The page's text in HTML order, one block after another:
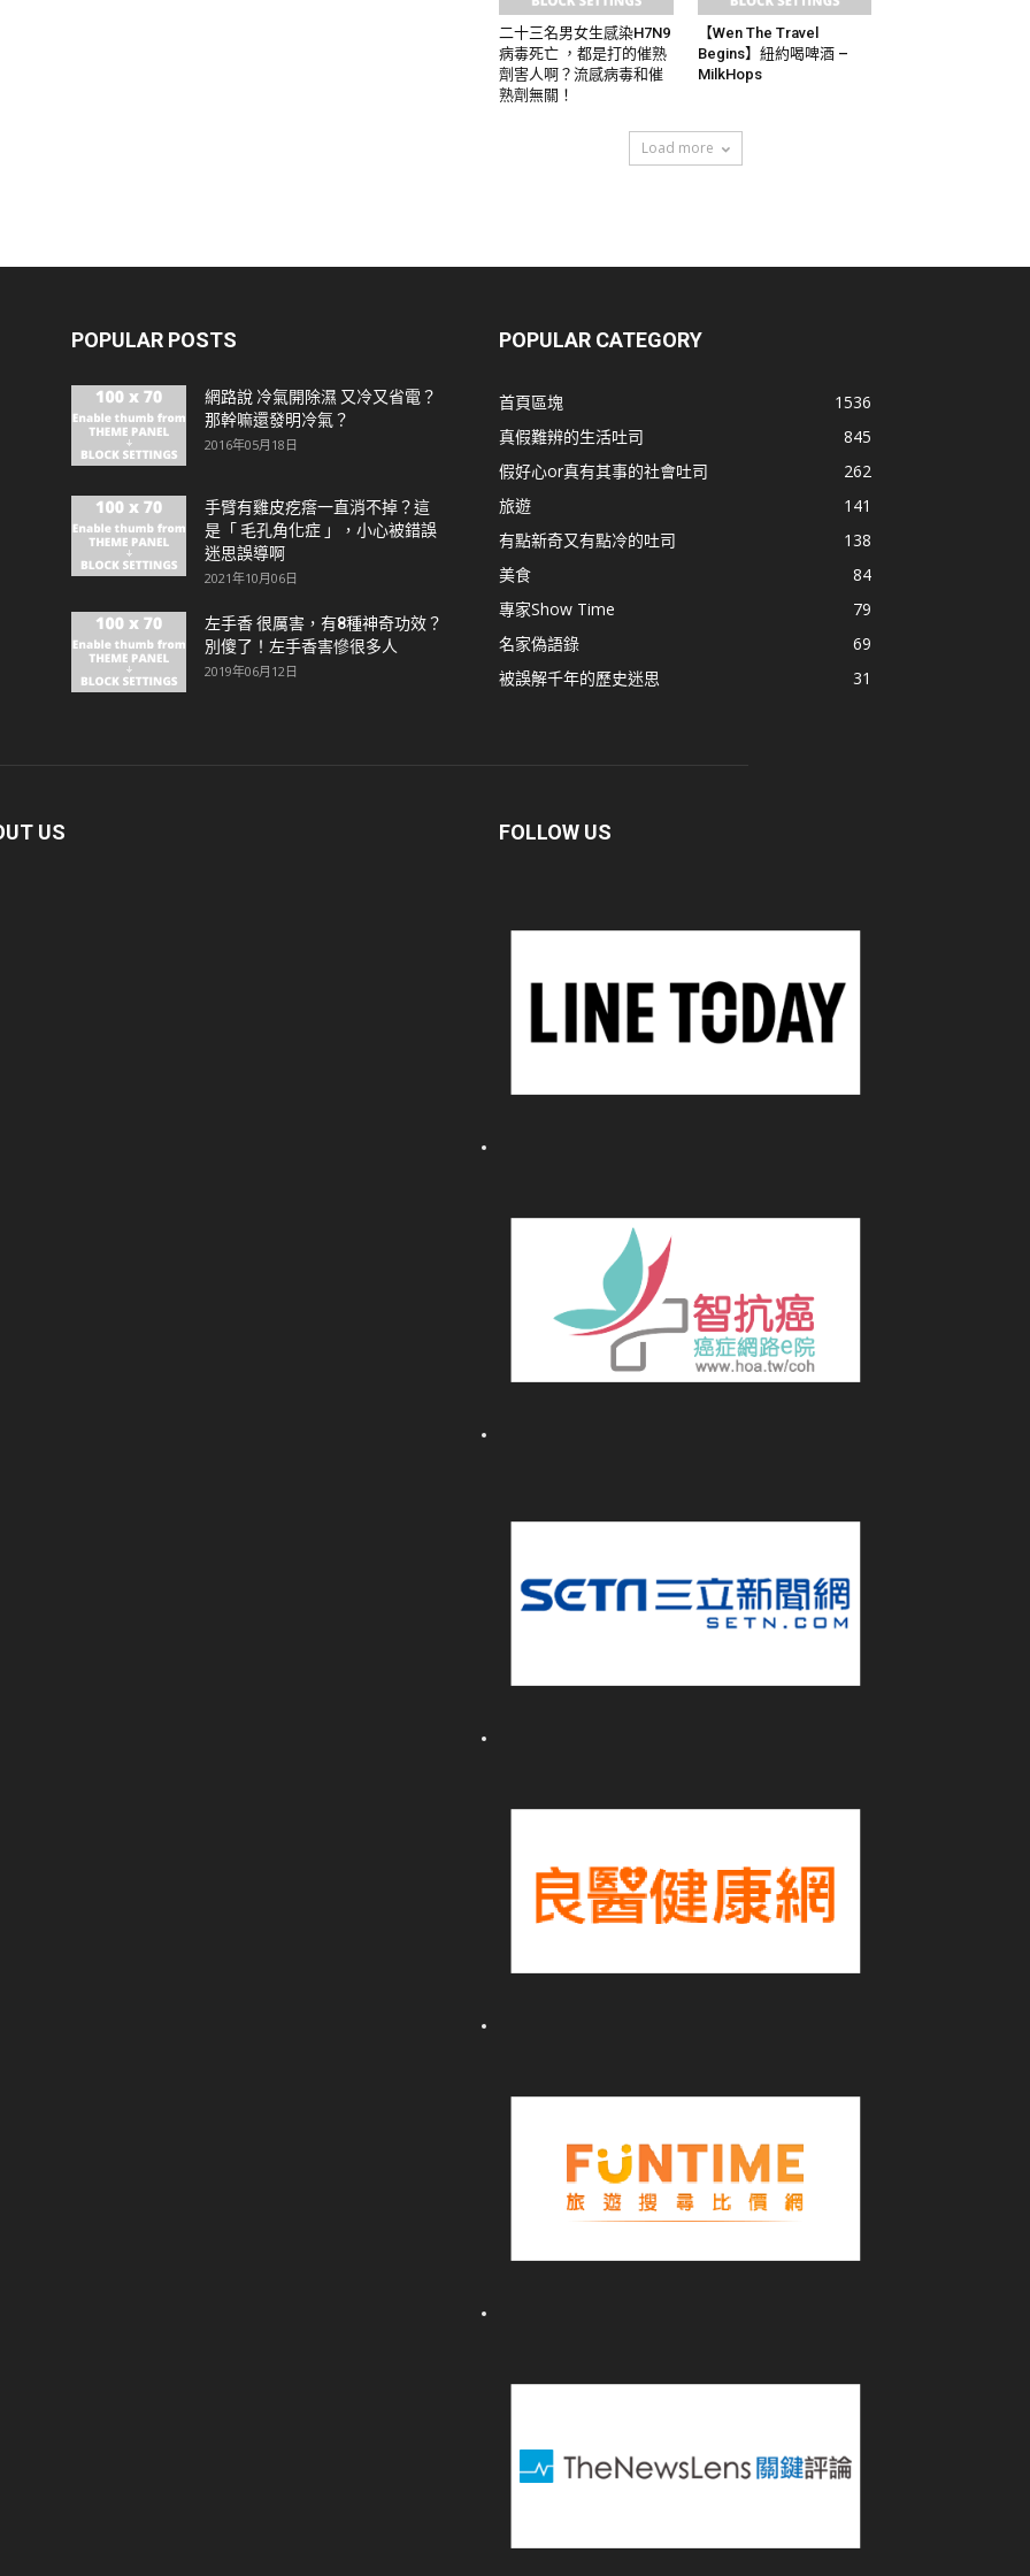
二十三名男女生感染H7N9
病毒死亡 ，都是打的催熟
劑害人啊？流感病毒和催
熟劑無關！
【Wen The Travel
Begins】紐約喝啤酒 –
MilkHops
Load more
POPULAR POSTS
網路說 冷氣開除濕 又冷又省電？
那幹嘛還發明冷氣？
2016年05月18日
手臂有雞皮疙瘩一直消不掉？這
是「 毛孔角化症 」，小心被錯誤
迷思誤導啊
2021年10月06日
左手香 很厲害，有8種神奇功效？
別傻了！左手香害慘很多人
2019年06月12日
POPULAR CATEGORY
首頁區塊
1536
真假難辨的生活吐司
845
假好心or真有其事的社會吐司
262
旅遊
141
有點新奇又有點冷的吐司
138
美食
84
專家Show Time
79
名家偽語錄
69
被誤解千年的歷史迷思
31
US FOLLOW US